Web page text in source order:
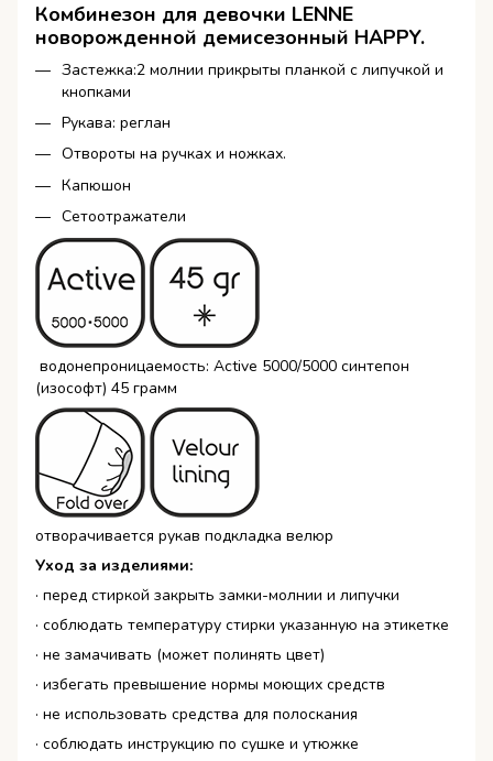
Комбинезон для девочки LENNE
новорожденной демисезонный HAPPY.
Застежка:2 молнии прикрыты планкой с липучкой и
кнопками
Рукава: реглан
Отвороты на ручках и ножках.
Капюшон
Сетоотражатели
водонепроницаемость: Active 5000/5000 синтепон
(изософт) 45 грамм
отворачивается рукав подкладка велюр
Уход за изделиями:
· перед стиркой закрыть замки-молнии и липучки
· соблюдать температуру стирки указанную на этикетке
· не замачивать (может полинять цвет)
· избегать превышение нормы моющих средств
· не использовать средства для полоскания
· соблюдать инструкцию по сушке и утюжке